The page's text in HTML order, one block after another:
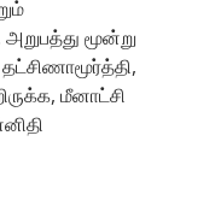
அறுபத்து மூன்று
மீனாட்சி